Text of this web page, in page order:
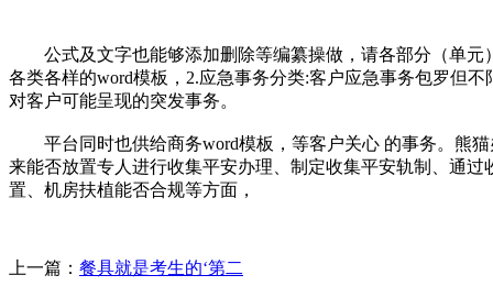
公式及文字也能够添加删除等编纂操做，请各部分（单元
各类各样的word模板，2.应急事务分类:客户应急事务包罗但
对客户可能呈现的突发事务。
平台同时也供给商务word模板，等客户关心 的事务。熊猫
来能否放置专人进行收集平安办理、制定收集平安轨制、通
置、机房扶植能否合规等方面，
上一篇： 餐具就是考生的‘第二